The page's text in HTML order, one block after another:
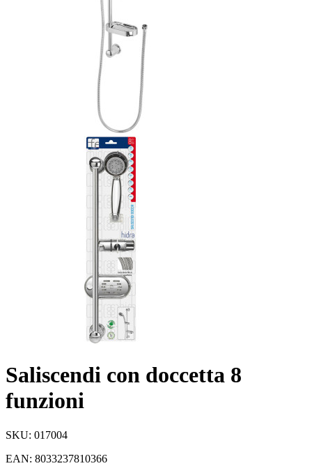
Saliscendi con doccetta 8
funzioni
SKU: 017004
EAN: 8033237810366